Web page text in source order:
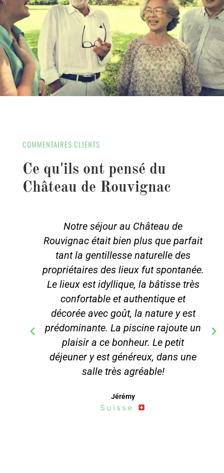
COMMENTAIRES CLIENTS
Ce qu'ils ont pensé du
Château de Rouvignac
Notre séjour au Château de
Rouvignac était bien plus que parfait
tant la gentillesse naturelle des
propriétaires des lieux fut spontanée.
Le lieux est idyllique, la bâtisse très
confortable et authentique et
décorée avec goût, la nature y est
prédominante. La piscine rajoute un
plaisir a ce bonheur. Le petit
déjeuner y est généreux, dans une
salle très agréable!
Jérémy
Suisse